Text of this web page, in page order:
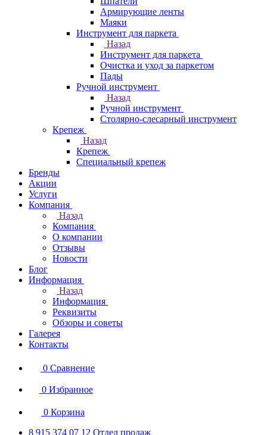
Армирующие ленты
Маяки
Инструмент для паркета
Назад
Инструмент для паркета
Очистка и уход за паркетом
Пады
Ручной инструмент
Назад
Ручной инструмент
Столярно-слесарный инструмент
Крепеж
Назад
Крепеж
Специальный крепеж
Бренды
Акции
Услуги
Компания
Назад
Компания
О компании
Отзывы
Новости
Блог
Информация
Назад
Информация
Реквизиты
Обзоры и советы
Галерея
Контакты
0 Сравнение
0 Избранное
0 Корзина
8 915 374 07 12 Отдел продаж